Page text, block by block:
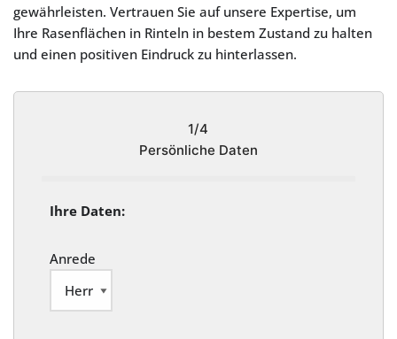
gewährleisten. Vertrauen Sie auf unsere Expertise, um
Ihre Rasenflächen in Rinteln in bestem Zustand zu halten
und einen positiven Eindruck zu hinterlassen.
1/4
Persönliche Daten
Ihre Daten:
Anrede